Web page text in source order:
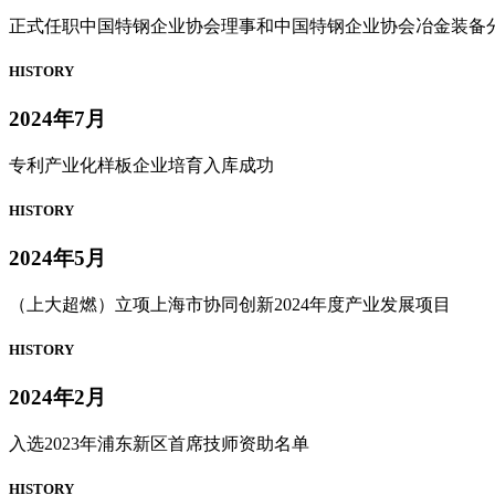
正式任职中国特钢企业协会理事和中国特钢企业协会冶金装备
HISTORY
2024年7月
专利产业化样板企业培育入库成功
HISTORY
2024年5月
（上大超燃）立项上海市协同创新2024年度产业发展项目
HISTORY
2024年2月
入选2023年浦东新区首席技师资助名单
HISTORY